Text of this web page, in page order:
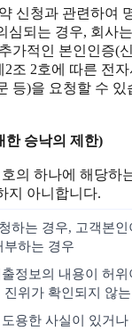
신청과 관련하여
심되는 경우, 회사
가적인 본인인증(
2조 2호에 따른 전
등)을 요청할 수 있
한 승낙의 제한)
의 하나에 해당하
지 아니합니다.
하는 경우, 고객본
부하는 경우
정보의 내용이 허
진위가 확인되지 않
용한 사실이 있거